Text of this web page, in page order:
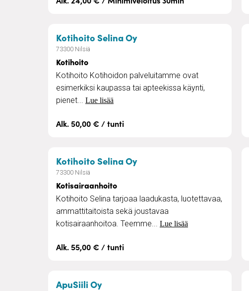
Kotihoito Selina Oy– Kotihoito
73300 Nilsiä
Kotihoito
Kotihoito Kotihoidon palveluitamme ovat
esimerkiksi kaupassa tai apteekissa käynti,
pienet... Lue lisää
Alk. 50,00 € / tunti
Kotihoito Selina Oy– Kotisairaanhoito
73300 Nilsiä
Kotisairaanhoito
Kotihoito Selina tarjoaa laadukasta, luotettavaa,
ammattitaitoista sekä joustavaa
kotisairaanhoitoa. Teemme... Lue lisää
Alk. 55,00 € / tunti
ApuSiili Oy– Muutto- ja kuljetuspalvelu